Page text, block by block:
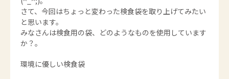
さて、今回はちょっと変わった検食袋を取り上げてみたい
と思います。
みなさんは検食用の袋、どのようなものを使用しています
か？。
環境に優しい検食袋